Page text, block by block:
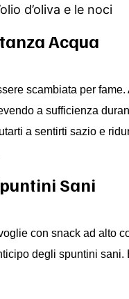
d’oliva e le noci
Acqua
scambiata per fame.
a sufficienza
a sentirti sazio e
Sani
con snack ad alto
degli spuntini sani.